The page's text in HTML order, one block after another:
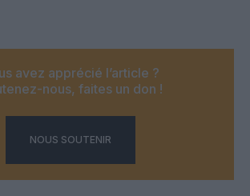
avez apprécié l’article ?
nous, faites un don !
NOUS SOUTENIR